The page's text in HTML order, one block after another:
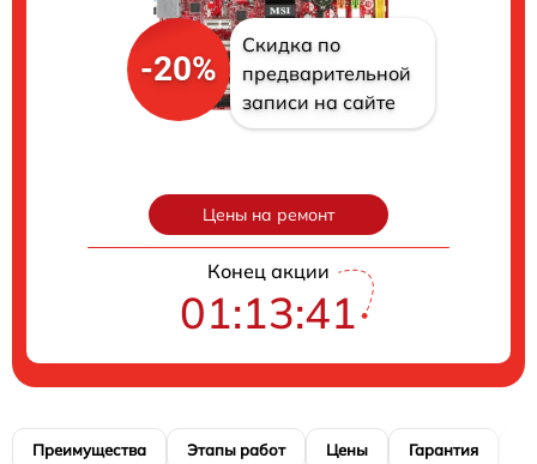
-20%
Скидка по
предварительной
записи на сайте
Цены на ремонт
Конец акции
01:13:40
Преимущества Этапы работ Цены Гарантия